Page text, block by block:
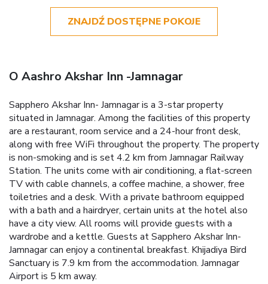
ZNAJDŹ DOSTĘPNE POKOJE
O Aashro Akshar Inn -Jamnagar
Sapphero Akshar Inn- Jamnagar is a 3-star property
situated in Jamnagar. Among the facilities of this property
are a restaurant, room service and a 24-hour front desk,
along with free WiFi throughout the property. The property
is non-smoking and is set 4.2 km from Jamnagar Railway
Station. The units come with air conditioning, a flat-screen
TV with cable channels, a coffee machine, a shower, free
toiletries and a desk. With a private bathroom equipped
with a bath and a hairdryer, certain units at the hotel also
have a city view. All rooms will provide guests with a
wardrobe and a kettle. Guests at Sapphero Akshar Inn-
Jamnagar can enjoy a continental breakfast. Khijadiya Bird
Sanctuary is 7.9 km from the accommodation. Jamnagar
Airport is 5 km away.